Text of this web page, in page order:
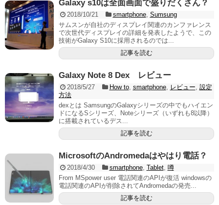
Galaxy s10は全面画面で盛りだくさん？
2018/10/21 smartphone, Sumsung
サムスンが自社のディスプレイ関連のカンファレンス
で次世代ディスプレイの詳細を発表したようで、この
技術がGalaxy S10に採用されるのでは...
記事を読む
Galaxy Note 8 Dex レビュー
2018/5/27 How to, smartphone, レビュー, 設定
方法
dexとは SamsungのGalaxyシリーズの中でもハイエン
ドになるSシリーズ、Noteシリーズ（いずれも8以降）
に搭載されているデス...
記事を読む
MicrosoftのAndromedaはやはり電話？
2018/4/30 smartphone, Tablet, 噂
From MSpower user 電話関連のAPIが復活 windowsの
電話関連のAPIが削除されてAndromedaの発売...
記事を読む